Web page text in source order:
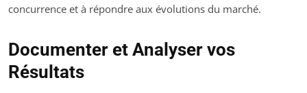
concurrence et à répondre aux évolutions du marché.
Documenter et Analyser vos
Résultats